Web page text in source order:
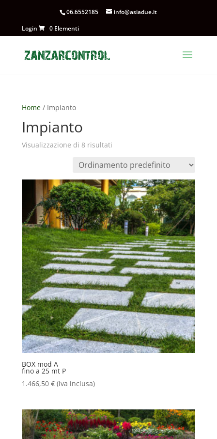
06.6552185
info@asiadue.it
Login
0 Elementi
Home/ Impianto
Impianto
Visualizzazione di 8 risultati
BOX mod A
fino a 25 mt P
1.466,50 € (iva inclusa)